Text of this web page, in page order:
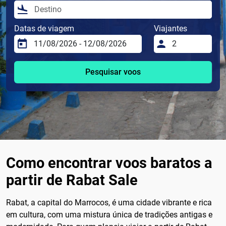
Datas de viagem Viajantes
Pesquisar voos
Como encontrar voos baratos a
partir de Rabat Sale
Rabat, a capital do Marrocos, é uma cidade vibrante e rica
em cultura, com uma mistura única de tradições antigas e